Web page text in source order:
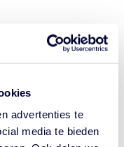
advertenties te
media te bieden
de mogelijke
verenigingen te
verzameld die
gezond de